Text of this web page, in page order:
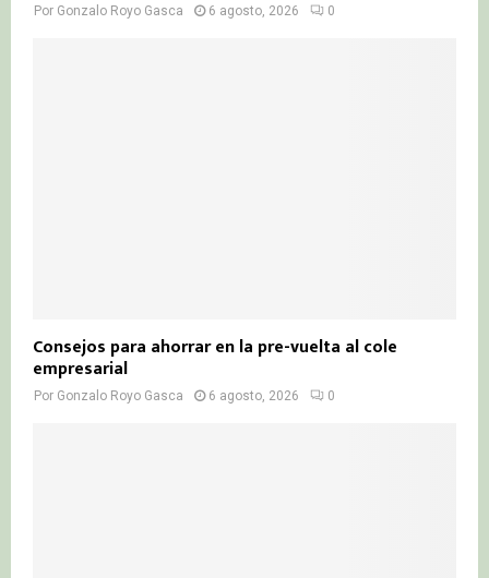
Por Gonzalo Royo Gasca 6 agosto, 2026 0
Consejos para ahorrar en la pre-vuelta al cole
empresarial
Por Gonzalo Royo Gasca 6 agosto, 2026 0